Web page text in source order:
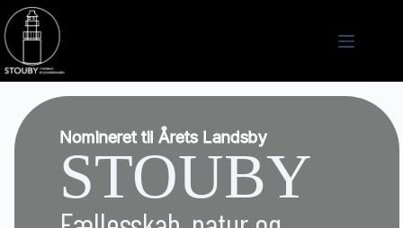
Nomineret til Årets Landsby
STOUBY